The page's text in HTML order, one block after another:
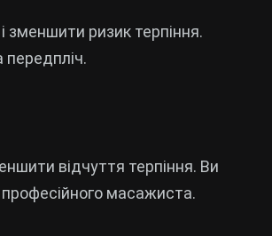
зменшити ризик терпіння.
передпліч.
відчуття терпіння. Ви
масажиста.